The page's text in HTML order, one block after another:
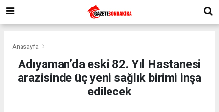
Anasayfa
Adıyaman’da eski 82. Yıl Hastanesi
arazisinde üç yeni sağlık birimi inşa
edilecek